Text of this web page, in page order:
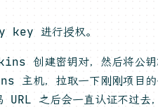
进行授权。
创建密钥对，然后将公钥
主机，拉取一下刚刚项目的
URL 之后会一直认证不过去